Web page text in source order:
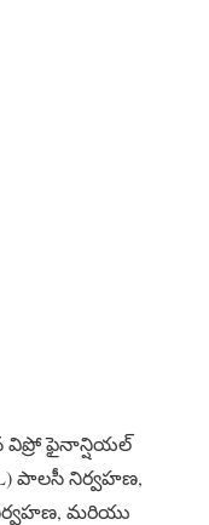
విప్రో ఫైనాన్షియల్
పాలసీ నిర్వహణ,
మరియు